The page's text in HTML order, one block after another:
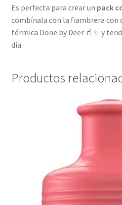
Es perfecta para crear un pack
combínala con la fiambrera con
térmica Done by Deer 🧃✨ y
día.
Productos